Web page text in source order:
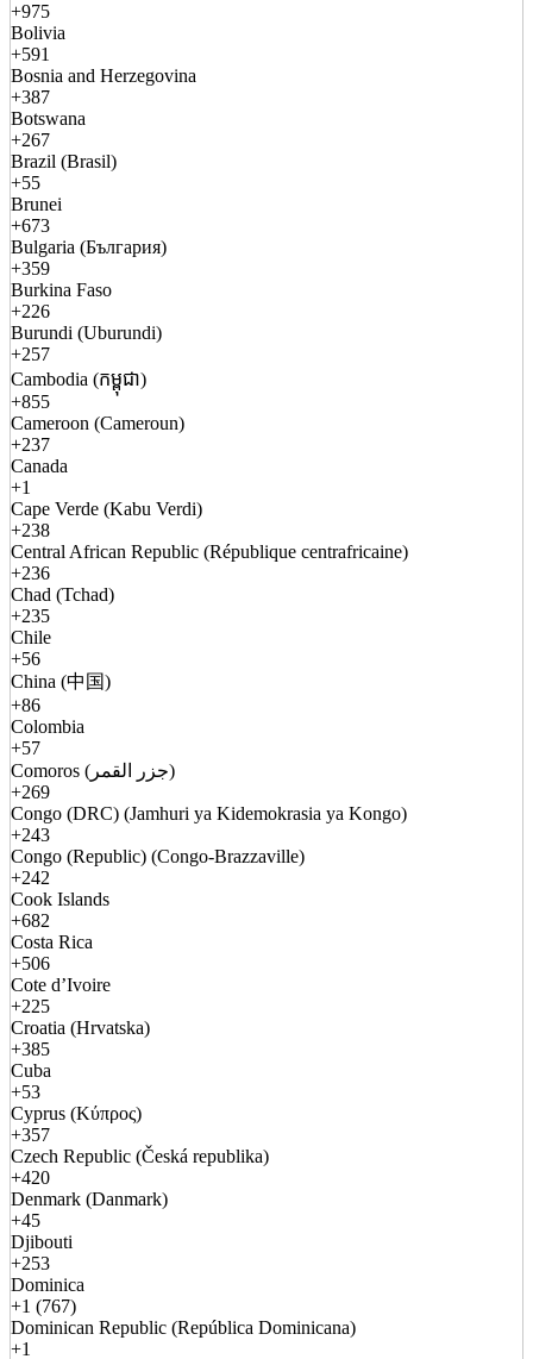
+975
Bolivia
+591
Bosnia and Herzegovina
+387
Botswana
+267
Brazil (Brasil)
+55
Brunei
+673
Bulgaria (България)
+359
Burkina Faso
+226
Burundi (Uburundi)
+257
Cambodia (កម្ពុជា)
+855
Cameroon (Cameroun)
+237
Canada
+1
Cape Verde (Kabu Verdi)
+238
Central African Republic (République centrafricaine)
+236
Chad (Tchad)
+235
Chile
+56
China (中国)
+86
Colombia
+57
Comoros (جزر القمر)
+269
Congo (DRC) (Jamhuri ya Kidemokrasia ya Kongo)
+243
Congo (Republic) (Congo-Brazzaville)
+242
Cook Islands
+682
Costa Rica
+506
Cote d’Ivoire
+225
Croatia (Hrvatska)
+385
Cuba
+53
Cyprus (Κύπρος)
+357
Czech Republic (Česká republika)
+420
Denmark (Danmark)
+45
Djibouti
+253
Dominica
+1 (767)
Dominican Republic (República Dominicana)
+1